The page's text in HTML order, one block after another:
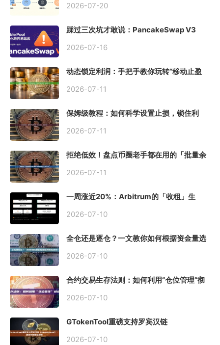
2026-07-20
踩过三次坑才敢说：PancakeSwap V3
初始化
2026-07-16
动态锁定利润：手把手教你玩转“移动止盈
2026-07-11
保姆级教程：如何科学设置止损，锁住利
2026-07-11
拒绝低效！盘点币圈老手都在用的「批量余
2026-07-11
一周涨近20%：Arbitrum的「收租」生
2026-07-10
全仓还是逐仓？一文教你如何根据资金量选
2026-07-10
合约交易生存法则：如何利用“仓位管理”彻
2026-07-10
GTokenTool重磅支持罗宾汉链
2026-07-10